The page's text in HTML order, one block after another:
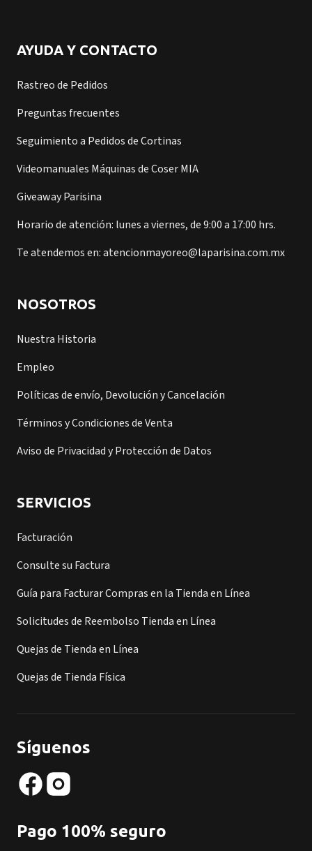
AYUDA Y CONTACTO
Rastreo de Pedidos
Preguntas frecuentes
Seguimiento a Pedidos de Cortinas
Videomanuales Máquinas de Coser MIA
Giveaway Parisina
Horario de atención: lunes a viernes, de 9:00 a 17:00 hrs.
Te atendemos en: atencionmayoreo@laparisina.com.mx
NOSOTROS
Nuestra Historia
Empleo
Políticas de envío, Devolución y Cancelación
Términos y Condiciones de Venta
Aviso de Privacidad y Protección de Datos
SERVICIOS
Facturación
Consulte su Factura
Guía para Facturar Compras en la Tienda en Línea
Solicitudes de Reembolso Tienda en Línea
Quejas de Tienda en Línea
Quejas de Tienda Física
Síguenos
Pago 100% seguro